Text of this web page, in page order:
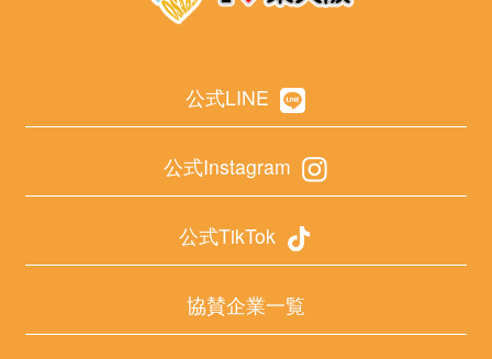
公式LINE
公式Instagram
公式TikTok
協賛企業一覧